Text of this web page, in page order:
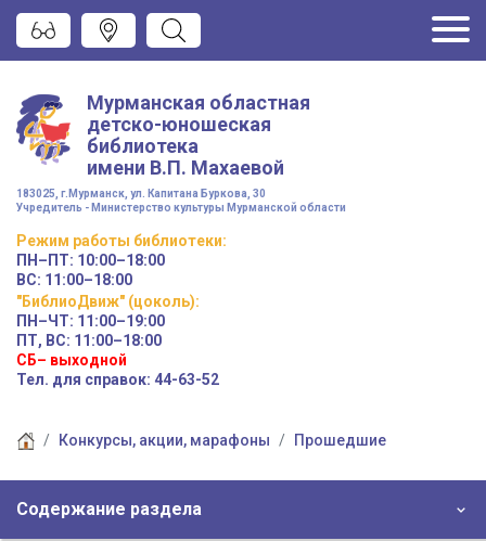
Мурманская областная
детско-юношеская
библиотека
имени В.П. Махаевой
183025, г.Мурманск, ул. Капитана Буркова, 30
Учредитель - Министерство культуры Мурманской области
Режим работы библиотеки:
ПН–ПТ: 10:00–18:00
ВС: 11:00–18:00
"БиблиоДвиж" (цоколь):
ПН–ЧТ: 11:00–19:00
ПТ, ВС: 11:00–18:00
СБ– выходной
Тел. для справок: 44-63-52
Конкурсы, акции, марафоны Прошедшие
Содержание раздела